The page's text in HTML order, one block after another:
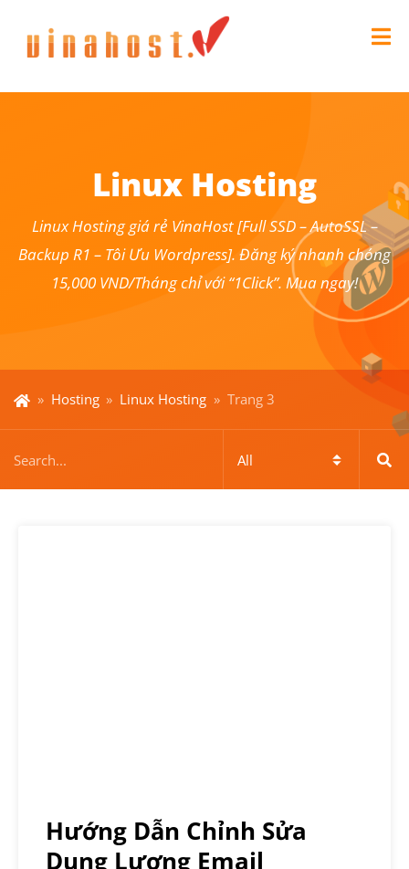
Linux Hosting
Linux Hosting giá rẻ VinaHost [Full SSD – AutoSSL –
Backup R1 – Tôi Ưu Wordpress]. Đăng ký nhanh chóng
15,000 VND/Tháng chỉ với “1Click”. Mua ngay!
» Hosting » Linux Hosting » Trang 3
Hướng Dẫn Chỉnh Sửa
Dung Lượng Email